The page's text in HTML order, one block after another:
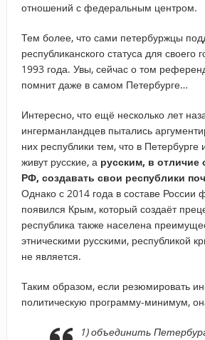
отношений с федеральным центром.
Тем более, что сами петербуржцы
республиканского статуса для своего
1993 года. Увы, сейчас о том
помнит даже в самом Петербурге…
Интересно, что ещё несколько лет
ингерманландцев пытались
них республики тем, что в Петербурге
живут русские, а русским, в отличие
РФ, создавать свои республики
Однако с 2014 года в составе России
появился Крым, который создаёт
республика также населена
этническими русскими, республикой
не является.
Таким образом, если резюмировать
политическую программу-минимум,
1) объединить